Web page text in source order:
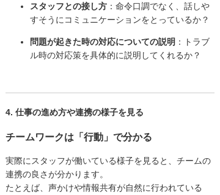
スタッフとの接し方 ：命令口調でなく、話しや
すそうにコミュニケーションをとっているか？
問題が起きた時の対応についての説明 ：トラブ
ル時の対応策を具体的に説明してくれるか？
4. 仕事の進め方や連携の様子を見る
チームワークは「行動」で分かる
実際にスタッフが働いている様子を見ると、チームの
連携の良さが分かります。
たとえば、声かけや情報共有が自然に行われている